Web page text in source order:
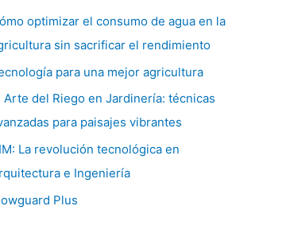
optimizar el consumo de agua en la
sin sacrificar el rendimiento
para una mejor agricultura
Arte del Riego en Jardinería: técnicas
para paisajes vibrantes
La revolución tecnológica en
e Ingeniería
Plus